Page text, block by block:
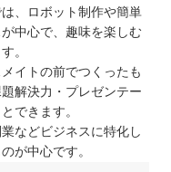
、ロボット制作や簡単
中心で、趣味を楽しむ
。
イトの前でつくったも
解決力・プレゼンテー
できます。
などビジネスに特化し
が中心です。